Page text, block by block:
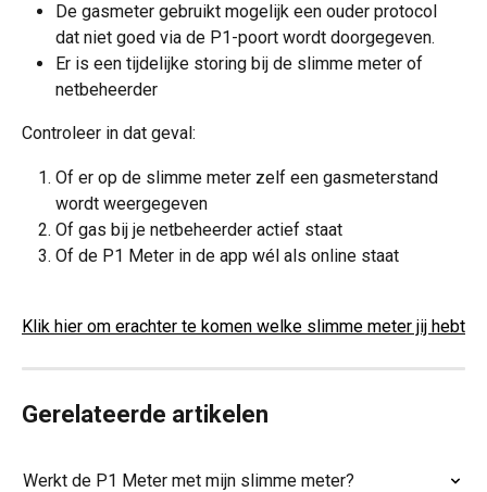
De gasmeter gebruikt mogelijk een ouder protocol
dat niet goed via de P1-poort wordt doorgegeven.
Er is een tijdelijke storing bij de slimme meter of
netbeheerder
Controleer in dat geval:
Of er op de slimme meter zelf een gasmeterstand
wordt weergegeven
Of gas bij je netbeheerder actief staat
Of de P1 Meter in de app wél als online staat
Klik hier om erachter te komen welke slimme meter jij hebt
Gerelateerde artikelen
Werkt de P1 Meter met mijn slimme meter?